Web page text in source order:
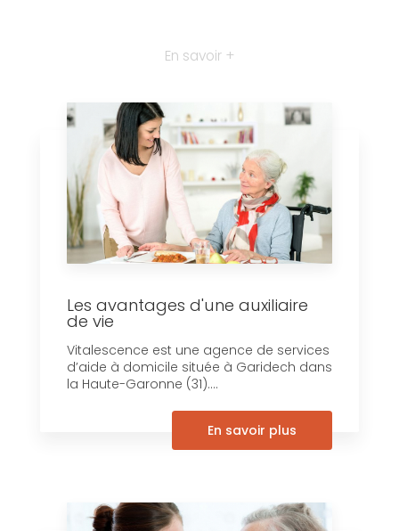
En savoir +
Les avantages d'une auxiliaire
de vie
Vitalescence est une agence de services
d’aide à domicile située à Garidech dans
la Haute-Garonne (31)....
En savoir plus